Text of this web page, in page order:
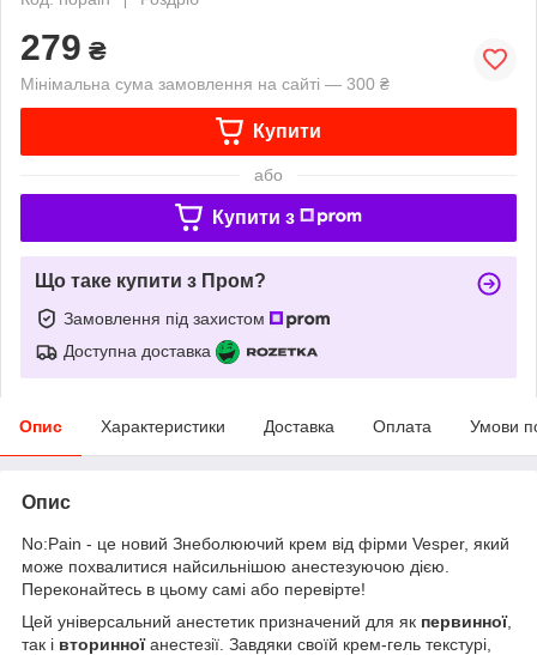
279 ₴
Мінімальна сума замовлення на сайті — 300 ₴
Купити
або
Купити з
Що таке купити з Пром?
Замовлення під захистом
Доступна доставка
Опис Характеристики Доставка Оплата Умови
Опис
No:Pain - це новий Знеболюючий крем від фірми Vesper, який
може похвалитися найсильнішою анестезуючою дією.
Переконайтесь в цьому самі або перевірте!
Цей універсальний анестетик призначений для як первинної,
так і вторинноїанестезії. Завдяки своїй крем-гель текстурі,